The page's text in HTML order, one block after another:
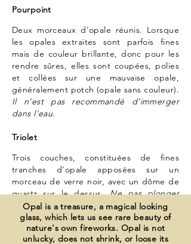
Pourpoint
Deux morceaux d'opale réunis. Lorsque
les opales extraites sont parfois fines
mais de couleur brillante, donc pour les
rendre sûres, elles sont coupées, polies
et collées sur une mauvaise opale,
généralement potch (opale sans couleur).
Il n'est pas recommandé d'immerger
dans l'eau.
Triolet
Trois couches, constituées de fines
tranches d'opale apposées sur un
morceau de verre noir, avec un dôme de
quartz sur le dessus.Ne pas plonger
dans l'eau.
Les opales synthétiques (ou opales
Gilson) n'ont aucune valeur, car elles sont
Opal is a treasure, a magical looking
glass, which lets us see rare beauty of
nature's own fireworks. Opal is not
unlucky, does not shrink, or loose its